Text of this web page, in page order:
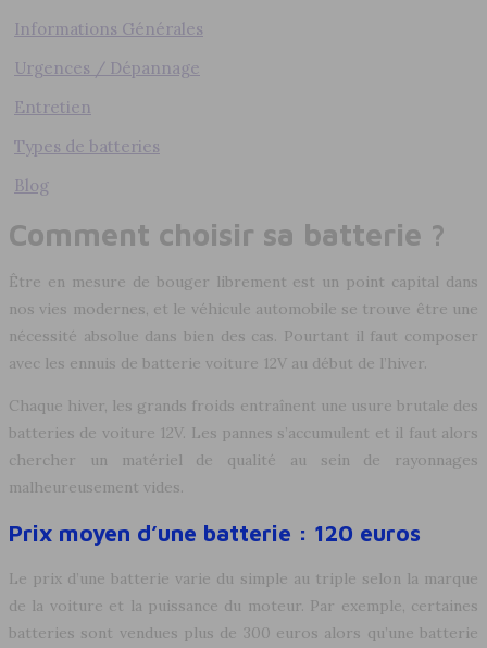
Informations Générales
Urgences / Dépannage
Entretien
Types de batteries
Blog
Comment choisir sa batterie ?
Être en mesure de bouger librement est un point capital dans
nos vies modernes, et le véhicule automobile se trouve être une
nécessité absolue dans bien des cas. Pourtant il faut composer
avec les ennuis de batterie voiture 12V au début de l’hiver.
Chaque hiver, les grands froids entraînent une usure brutale des
batteries de voiture 12V. Les pannes s’accumulent et il faut alors
chercher un matériel de qualité au sein de rayonnages
malheureusement vides.
Prix moyen d’une batterie : 120 euros
Le prix d’une batterie varie du simple au triple selon la marque
de la voiture et la puissance du moteur. Par exemple, certaines
batteries sont vendues plus de 300 euros alors qu’une batterie